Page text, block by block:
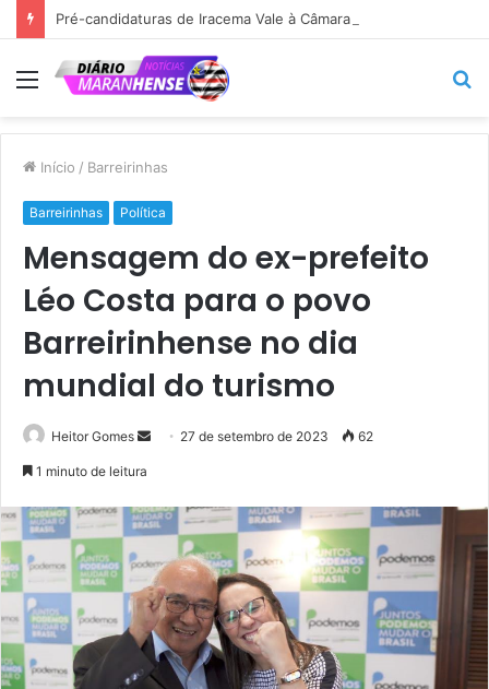
Menu
Início / Barreirinhas
Barreirinhas Política
Mensagem do ex-prefeito
Léo Costa para o povo
Barreirinhense no dia
mundial do turismo
Heitor Gomes
Mande
mail
27 de setembro de 2023 62
1 minuto de leitura